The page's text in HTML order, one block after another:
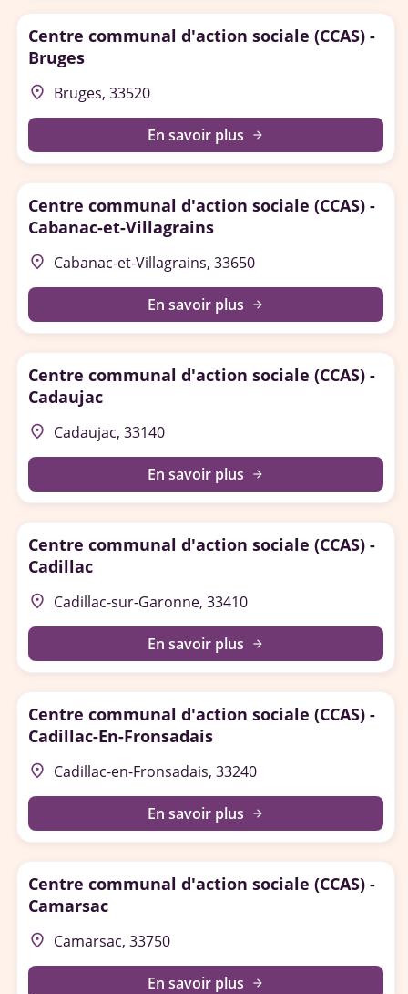
Centre communal d'action sociale (CCAS) -
Bruges
place Bruges, 33520
En savoir plus arrow_forward
Centre communal d'action sociale (CCAS) -
Cabanac-et-Villagrains
place Cabanac-et-Villagrains, 33650
En savoir plus arrow_forward
Centre communal d'action sociale (CCAS) -
Cadaujac
place Cadaujac, 33140
En savoir plus arrow_forward
Centre communal d'action sociale (CCAS) -
Cadillac
place Cadillac-sur-Garonne, 33410
En savoir plus arrow_forward
Centre communal d'action sociale (CCAS) -
Cadillac-En-Fronsadais
place Cadillac-en-Fronsadais, 33240
En savoir plus arrow_forward
Centre communal d'action sociale (CCAS) -
Camarsac
place Camarsac, 33750
En savoir plus arrow_forward